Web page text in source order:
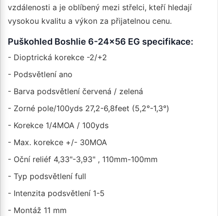
vzdálenosti a je oblíbený mezi střelci, kteří hledají
vysokou kvalitu a výkon za přijatelnou cenu.
Puškohled Boshlie 6-24x56 EG specifikace:
- Dioptrická korekce -2/+2
- Podsvětlení ano
- Barva podsvětlení červená / zelená
- Zorné pole/100yds 27,2-6,8feet (5,2°-1,3°)
- Korekce 1/4MOA / 100yds
- Max. korekce +/- 30MOA
- Oční reliéf 4,33"-3,93" , 110mm-100mm
- Typ podsvětlení full
- Intenzita podsvětlení 1-5
- Montáž 11 mm